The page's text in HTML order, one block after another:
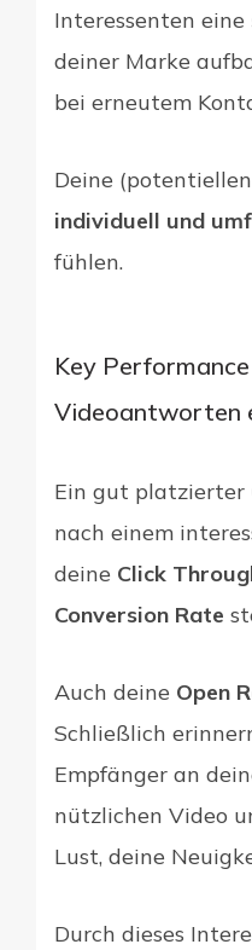
Interessenten eine
deiner Marke
bei erneutem
Deine
individuell und
fühlen.
Key
Videoantworten
Ein gut platzierter
nach einem
deine Click
Conversion Rate
Auch deine Open
Schließlich
Empfänger an
nützlichen Video
Lust, deine
Durch dieses